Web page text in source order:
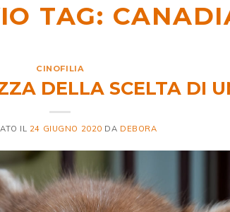
TAG:
CINOFILIA
DELLA SCELTA DI
IL 24 GIUGNO 2020 DA DEBORA